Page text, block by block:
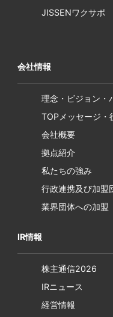
JISSENワクサポ
会社情報
理念・ビジョン・
TOPメッセージ・
会社概要
拠点紹介
私たちの強み
行政連携及び加盟
業界団体への加盟
IR情報
株主通信2026
IRニュース
経営情報